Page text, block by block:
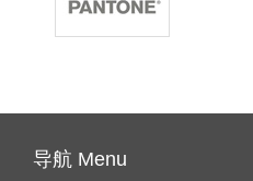
导航 Menu